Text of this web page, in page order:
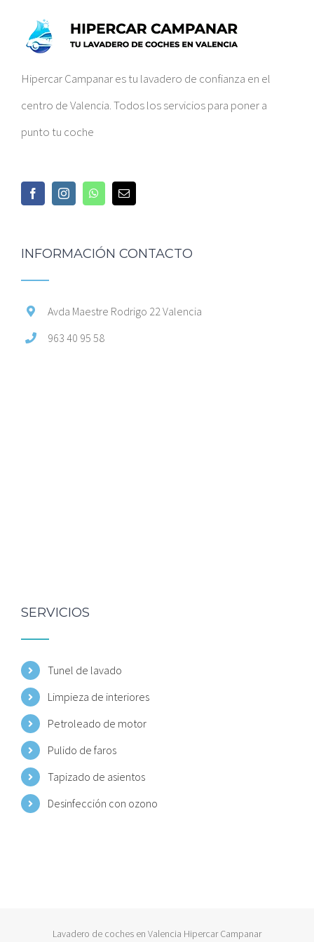
Hipercar Campanar es tu lavadero de confianza en el
centro de Valencia. Todos los servicios para poner a
punto tu coche
INFORMACIÓN CONTACTO
Avda Maestre Rodrigo 22 Valencia
963 40 95 58
SERVICIOS
Tunel de lavado
Limpieza de interiores
Petroleado de motor
Pulido de faros
Tapizado de asientos
Desinfección con ozono
Lavadero de coches en Valencia Hipercar Campanar